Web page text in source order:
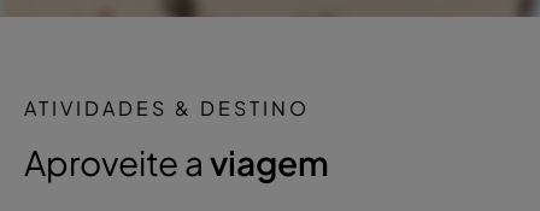
ATIVIDADES & DESTINO
Aproveite a viagem